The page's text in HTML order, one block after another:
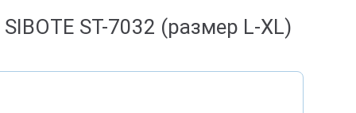
ST-7032 (размер L-XL)